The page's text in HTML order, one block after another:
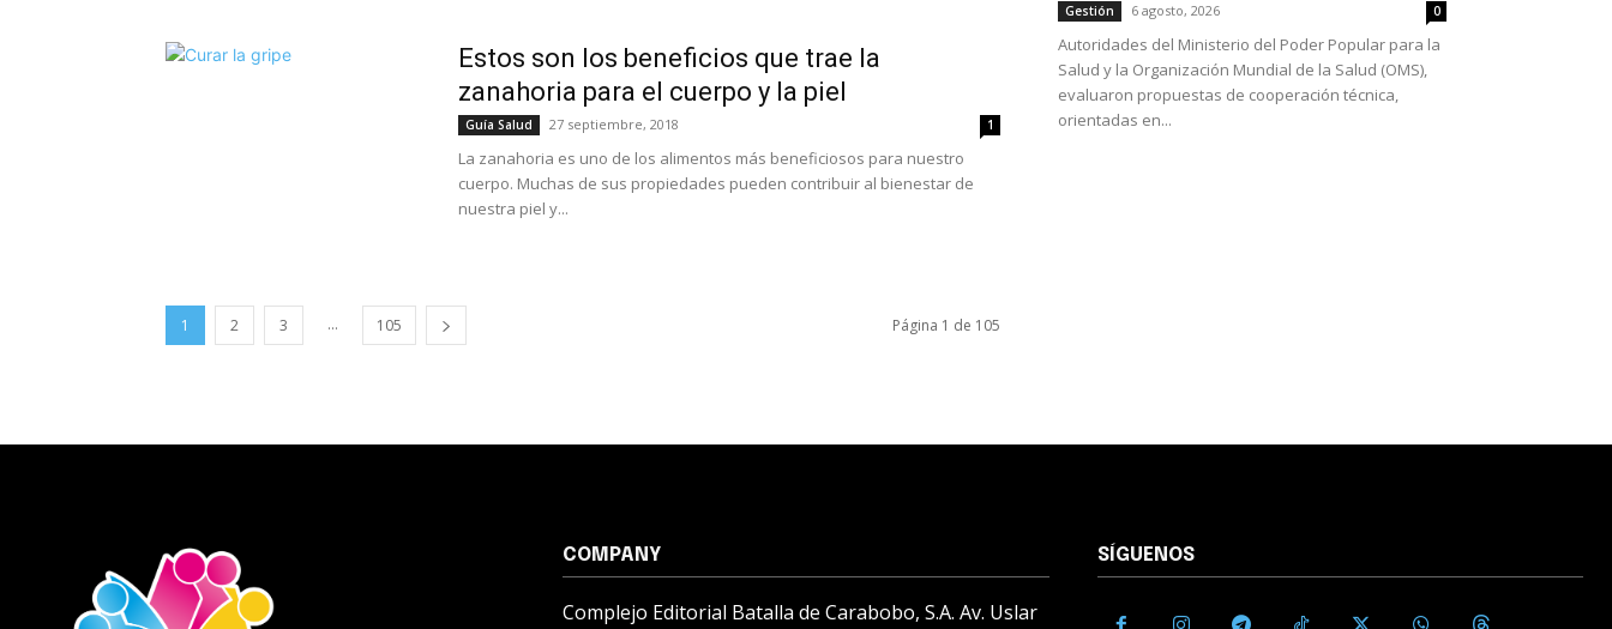
Estos son los beneficios que trae la
zanahoria para el cuerpo y la piel
Guía Salud 27 septiembre, 2018 1
La zanahoria es uno de los alimentos más beneficiosos para nuestro
cuerpo. Muchas de sus propiedades pueden contribuir al bienestar de
nuestra piel y...
1 2 3 ... 105 Página 1 de 105
Gestión 6 agosto, 2026 0
Autoridades del Ministerio del Poder Popular para la
Salud y la Organización Mundial de la Salud (OMS),
evaluaron propuestas de cooperación técnica,
orientadas en...
COMPANY
Complejo Editorial Batalla de Carabobo, S.A. Av. Uslar
SÍGUENOS